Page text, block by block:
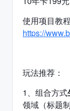
使用项目教程
https://
玩法推荐：
1、组合方式
领域（标题制